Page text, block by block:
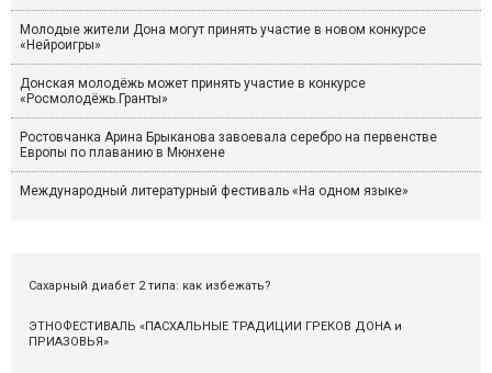
Молодые жители Дона могут принять участие в новом конкурсе
«Нейроигры»
Донская молодёжь может принять участие в конкурсе
«Росмолодёжь.Гранты»
Ростовчанка Арина Брыканова завоевала серебро на первенстве
Европы по плаванию в Мюнхене
Международный литературный фестиваль «На одном языке»
Сахарный диабет 2 типа: как избежать?
ЭТНОФЕСТИВАЛЬ «ПАСХАЛЬНЫЕ ТРАДИЦИИ ГРЕКОВ ДОНА и
ПРИАЗОВЬЯ»